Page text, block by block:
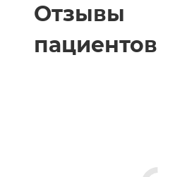
Отзывы
пациентов